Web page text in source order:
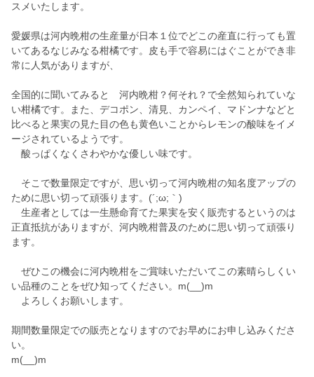
スメいたします。
愛媛県は河内晩柑の生産量が日本１位でどこの産直に行っても置
いてあるなじみなる柑橘です。皮も手で容易にはぐことができ非
常に人気がありますが、
全国的に聞いてみると 河内晩柑？何それ？で全然知られていな
い柑橘です。また、デコポン、清見、カンペイ、マドンナなどと
比べると果実の見た目の色も黄色いことからレモンの酸味をイメ
ージされているようです。
酸っぱくなくさわやかな優しい味です。
そこで数量限定ですが、思い切って河内晩柑の知名度アップの
ために思い切って頑張ります。(´;ω;｀)
生産者としては一生懸命育てた果実を安く販売するというのは
正直抵抗がありますが、河内晩柑普及のために思い切って頑張り
ます。
ぜひこの機会に河内晩柑をご賞味いただいてこの素晴らしくい
い品種のことをぜひ知ってください。m(__)m
よろしくお願いします。
期間数量限定での販売となりますのでお早めにお申し込みくださ
い。
m(__)m